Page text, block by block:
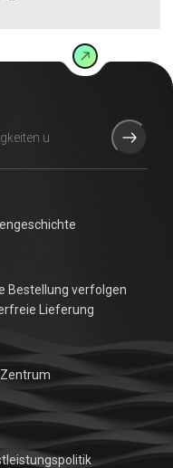
Bestellung verfolgen
Lieferung